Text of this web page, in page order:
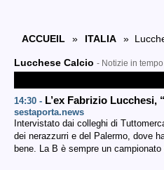
ACCUEIL » ITALIA »
Lucchese Calcio - Notizie in
14:30 - L’ex Fabrizio
sestaporta.news
Intervistato dai colleghi di
dei nerazzurri e del Palermo, dove
bene. La B è sempre un